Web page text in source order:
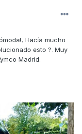
Hacía mucho
esto ?. Muy
Madrid.